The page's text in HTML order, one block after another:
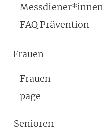
Messdiener*innen
FAQ Prävention
Frauen
Frauen
page
Senioren